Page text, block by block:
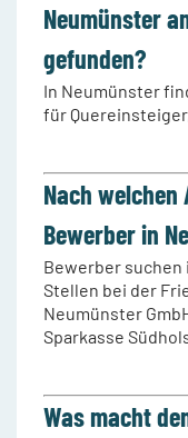
Neumünster
gefunden?
In Neumünster
für
Nach
Bewerber in
Bewerber suchen
Stellen bei der
Neumünster
Sparkasse
Was macht